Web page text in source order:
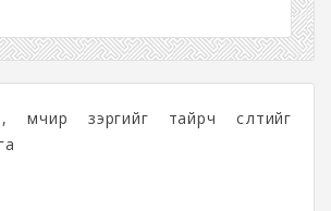
зэргийг тайрч өсөлтийг